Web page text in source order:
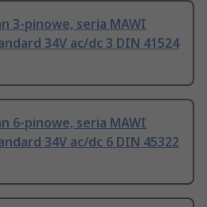
3-pinowe, seria MAWI
34V ac/dc 3 DIN 41524
6-pinowe, seria MAWI
34V ac/dc 6 DIN 45322